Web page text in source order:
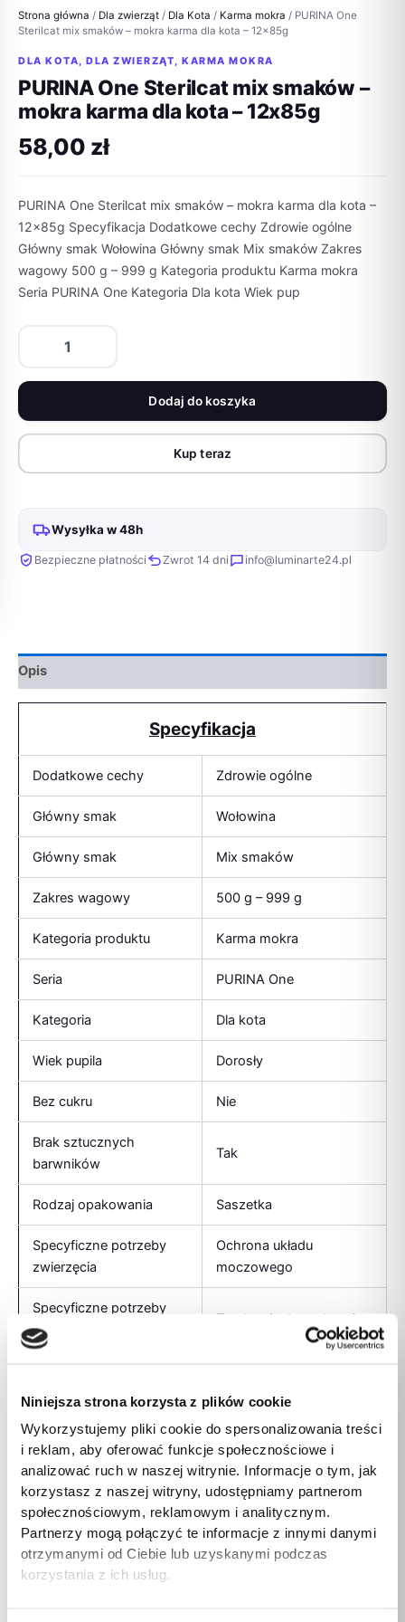
Niniejsza strona korzysta z plików cookie
Wykorzystujemy pliki cookie do spersonalizowania treści
i reklam, aby oferować funkcje społecznościowe i
analizować ruch w naszej witrynie. Informacje o tym, jak
korzystasz z naszej witryny, udostępniamy partnerom
społecznościowym, reklamowym i analitycznym.
Partnerzy mogą połączyć te informacje z innymi danymi
otrzymanymi od Ciebie lub uzyskanymi podczas
korzystania z ich usług.
Strona główna / Dla zwierząt / Dla Kota / Karma mokra / PURINA One
Sterilcat mix smaków – mokra karma dla kota – 12x85g
DLA KOTA,DLA ZWIERZĄT,KARMA MOKRA
PURINA One Sterilcat mix smaków –
mokra karma dla kota – 12x85g
58,00 zł
PURINA One Sterilcat mix smaków – mokra karma dla kota –
12x85g Specyfikacja Dodatkowe cechy Zdrowie ogólne
Główny smak Wołowina Główny smak Mix smaków Zakres
wagowy 500 g – 999 g Kategoria produktu Karma mokra
Seria PURINA One Kategoria Dla kota Wiek pup
Sterilcat
smaków
-
karma
12x85g
Dodaj do koszyka
Kup teraz
Wysyłka w 48h
Bezpieczne płatności Zwrot 14 dni info@luminarte24.pl
Opis
Specyfikacja
Dodatkowe cechy Zdrowie ogólne
Główny smak Wołowina
Główny smak Mix smaków
Zakres wagowy 500 g – 999 g
Kategoria produktu Karma mokra
Seria PURINA One
Kategoria Dla kota
Wiek pupila Dorosły
Bez cukru Nie
Brak sztucznych
barwników
Tak
Rodzaj opakowania Saszetka
Specyficzne potrzeby
zwierzęcia
Ochrona układu
moczowego
Specyficzne potrzeby
zwierzęcia
Tendencja do nadwagi
Forma dawkowania Stały
Bez soi Brak danych
Rasa kota Każda rasa
Waga produktu 12 x 85 g
Białko